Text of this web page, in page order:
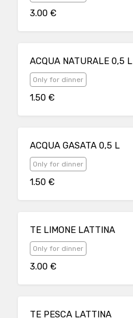
3.00 €
ACQUA NATURALE 0,5 L
Only for dinner
1.50 €
ACQUA GASATA 0,5 L
Only for dinner
1.50 €
TE LIMONE LATTINA
Only for dinner
3.00 €
TE PESCA LATTINA